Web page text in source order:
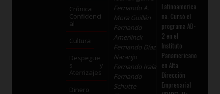
Crónica
Confidenci
al
Cultura
Despegue
s y
Aterrizajes
Dinero
Fernando A.
Mora Guillén
Fernando
Amerlinck
Fernando Díaz
Naranjo
Fernando Irala
Fernando
Schutte
Latinoamerica
na. Cursó el
programa AD-
2 en el
Instituto
Panamericano
en Alta
Dirección
Empresarial